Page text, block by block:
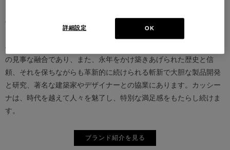
の最も重要な美術館にコレクションされるなど、その完成度とデザ
イン性は高い評価を得ています。この普遍的なクオリティを支える
のは、高水準のテクノロジーとアルチザン（職人）の技術の継承と
の見事な融合であり、また、永年をかけ築きあげられた歴史と信
頼、それを保ちながらも革新的に続けられる斬新で大胆な製品開発
と研究、著名な建築家やデザイナーとの協業にあります。カッシー
ナは、時代を越えて人々を魅了し、特別な満足感をもたらし続けま
す。
ブランド紹介を見る
OK
詳細設定